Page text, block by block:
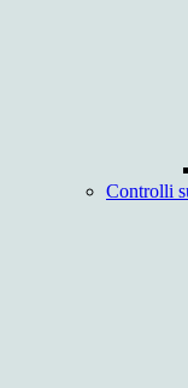
Controlli